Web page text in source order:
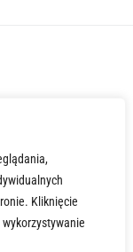
Kliknięcie